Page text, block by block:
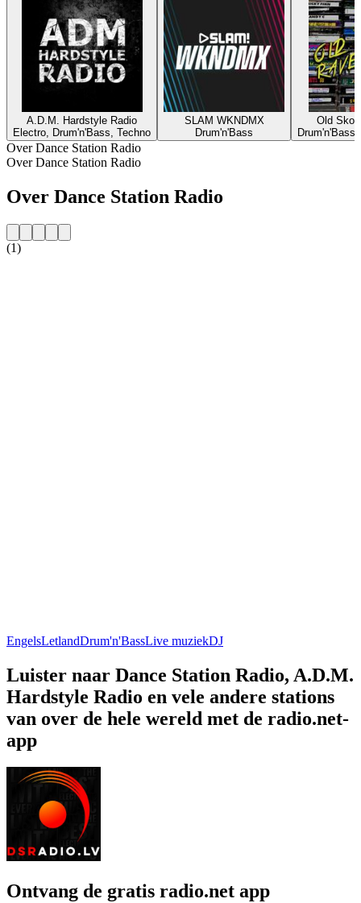
A.D.M. Hardstyle Radio
Electro, Drum'n'Bass, Techno
SLAM WKNDMX
Drum'n'Bass
Old
Over Dance Station Radio
Over Dance Station Radio
Over Dance Station Radio
(1)
EngelsLetlandDrum'n'BassLive muziekDJ
Luister naar Dance Station Radio, A.D.M.
Hardstyle Radio en vele andere stations
van over de hele wereld met de radio.net-
app
Ontvang de gratis radio.net app